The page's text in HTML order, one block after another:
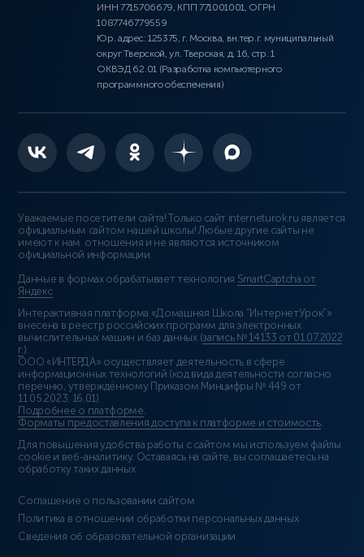
ИНН 7715706679, КПП 771001001, ОГРН
1087746779559
Юр. адрес: 125375, г. Москва, вн.тер.г. муниципальный
округ Тверской, ул. Тверская, д. 16, стр. 1
ОКВЭД 62.01 (Разработка компьютерного
программного обеспечения)
Уважаемые посетители сайта! Только сайт interneturok.ru является
официальным сайтом нашей школы! Любые другие сайты не
имеют к нам отношения и не являются источником
официальной информации.
Данные в формах обрабатывает технология SmartCaptcha от
Яндекс
Интерактивная платформа «Домашняя Школа “ИнтернетУрок”»
внесена в реестр российских программ для электронных
вычислительных машин и баз данных (запись № 14133 от 01.07.2022
г.).
ООО «ИНТЕРДА» осуществляет деятельность в сфере
информационных технологий (код вида деятельности согласно
перечню, утверждённому Приказом Минцифры № 449 от
11.05.2023: 16.01)
Подробнее о платформе.
Форматы предоставления доступа к платформе и стоимость.
Для повышения удобства работы с сайтом мы используем файлы
cookie и веб-аналитику. Оставаясь на сайте, вы соглашаетесь на
обработку таких данных.
Соглашение о пользовании сайтом
Политика в отношении обработки персональных данных
Сведения об образовательной организации